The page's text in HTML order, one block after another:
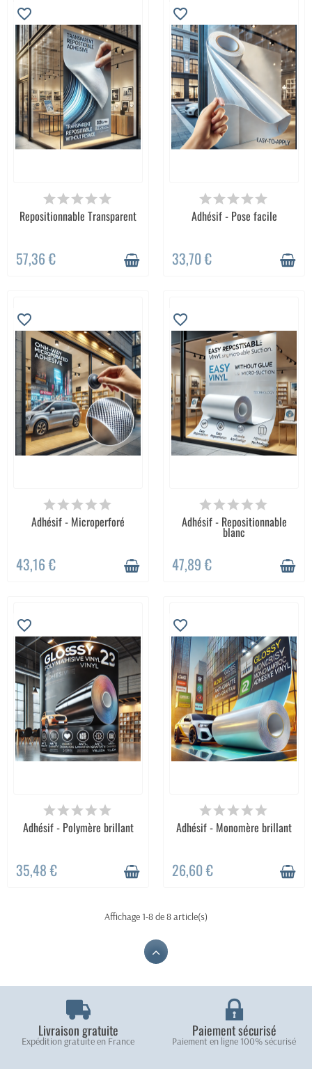
favorite_border
Repositionnable Transparent
57,36 €
favorite_border
Adhésif - Pose facile
33,70 €
favorite_border
Adhésif - Microperforé
43,16 €
favorite_border
Adhésif - Repositionnable
blanc
47,89 €
favorite_border
Adhésif - Polymère brillant
35,48 €
favorite_border
Adhésif - Monomère brillant
26,60 €
Affichage 1-8 de 8 article(s)
Livraison gratuite
Expédition gratuite en France
Paiement sécurisé
Paiement en ligne 100% sécurisé